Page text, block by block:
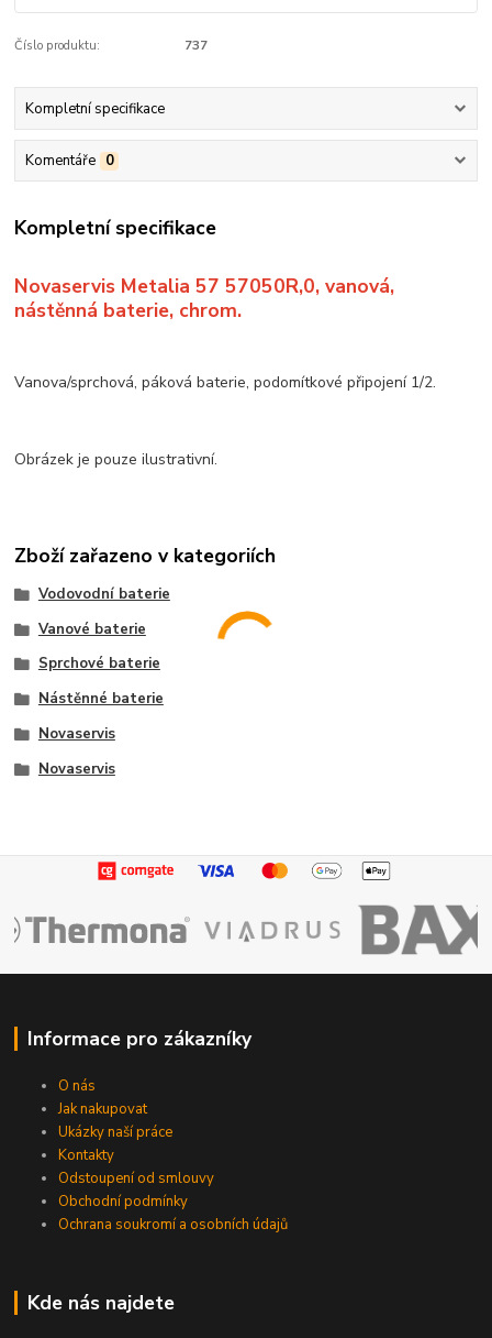
Číslo produktu: 737
Kompletní specifikace
Komentáře 0
Kompletní specifikace
Novaservis Metalia 57 57050R,0, vanová,
nástěnná baterie, chrom.
Vanova/sprchová, páková baterie, podomítkové připojení 1/2.
Obrázek je pouze ilustrativní.
Zboží zařazeno v kategoriích
Vodovodní baterie
Vanové baterie
Sprchové baterie
Nástěnné baterie
Novaservis
Novaservis
Informace pro zákazníky
O nás
Jak nakupovat
Ukázky naší práce
Kontakty
Odstoupení od smlouvy
Obchodní podmínky
Ochrana soukromí a osobních údajů
Kde nás najdete